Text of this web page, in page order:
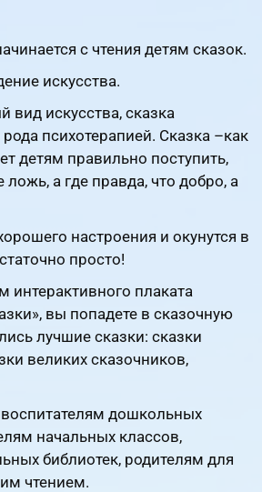
с чтения детям сказок.
искусства.
вид искусства, сказка
психотерапией. Сказка –как
детям правильно поступить,
ложь, а где правда, что добро, а
настроения и окунутся в
просто!
интерактивного плаката
вы попадете в сказочную
лучшие сказки: сказки
великих сказочников,
дошкольных
начальных классов,
библиотек, родителям для
чтением.